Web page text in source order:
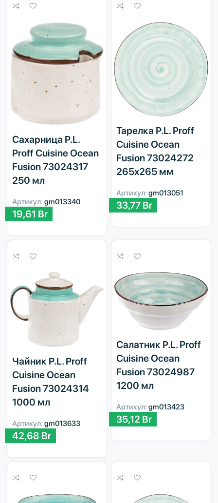
Сахарница P.L.
Proff Cuisine Ocean
Fusion 73024317
250 мл
Артикул: gm013340
19,61 Br
Тарелка P.L. Proff
Cuisine Ocean
Fusion 73024272
265х265 мм
Артикул: gm013051
33,77 Br
Чайник P.L. Proff
Cuisine Ocean
Fusion 73024314
1000 мл
Артикул: gm013633
42,68 Br
Салатник P.L. Proff
Cuisine Ocean
Fusion 73024987
1200 мл
Артикул: gm013423
35,12 Br